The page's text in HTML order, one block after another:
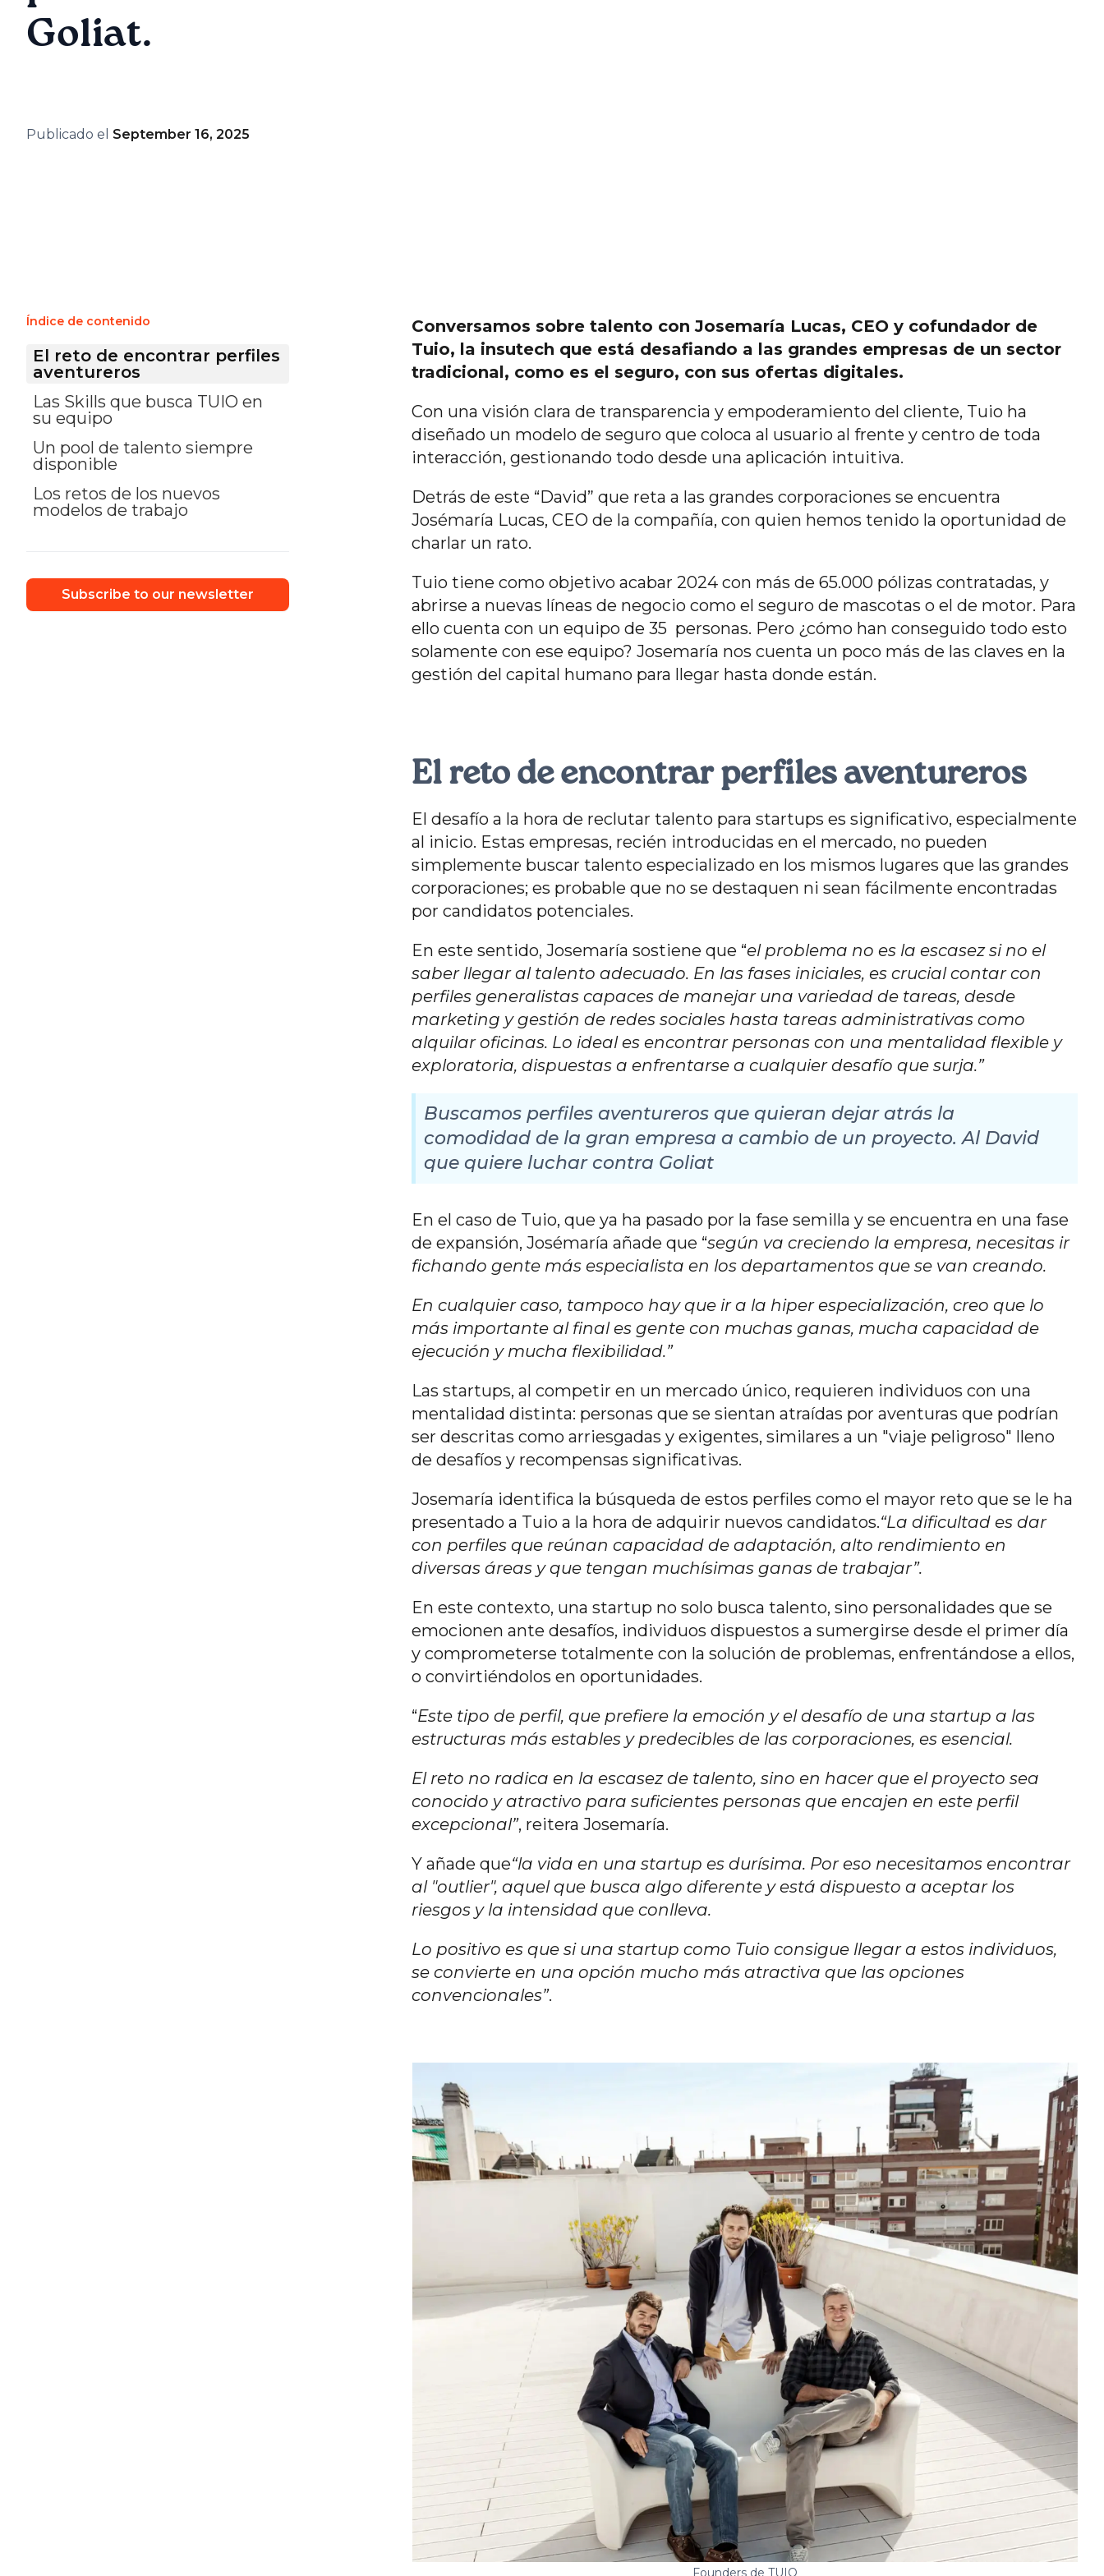
Goliat.
Publicado el September 16, 2025
Índice de contenido
El reto de encontrar perfiles
aventureros
Las Skills que busca TUIO en
su equipo
Un pool de talento siempre
disponible
Los retos de los nuevos
modelos de trabajo
Subscribe to our newsletter
Conversamos sobre talento con Josemaría Lucas, CEO y cofundador de
Tuio, la insutech que está desafiando a las grandes empresas de un sector
tradicional, como es el seguro, con sus ofertas digitales.
Con una visión clara de transparencia y empoderamiento del cliente, Tuio ha
diseñado un modelo de seguro que coloca al usuario al frente y centro de toda
interacción, gestionando todo desde una aplicación intuitiva.
Detrás de este “David” que reta a las grandes corporaciones se encuentra
Josémaría Lucas, CEO de la compañía, con quien hemos tenido la oportunidad de
charlar un rato.
Tuio tiene como objetivo acabar 2024 con más de 65.000 pólizas contratadas, y
abrirse a nuevas líneas de negocio como el seguro de mascotas o el de motor. Para
ello cuenta con un equipo de 35 personas. Pero ¿cómo han conseguido todo esto
solamente con ese equipo? Josemaría nos cuenta un poco más de las claves en la
gestión del capital humano para llegar hasta donde están.
El reto de encontrar perfiles aventureros
El desafío a la hora de reclutar talento para startups es significativo, especialmente
al inicio. Estas empresas, recién introducidas en el mercado, no pueden
simplemente buscar talento especializado en los mismos lugares que las grandes
corporaciones; es probable que no se destaquen ni sean fácilmente encontradas
por candidatos potenciales.
En este sentido, Josemaría sostiene que “el problema no es la escasez si no el
saber llegar al talento adecuado. En las fases iniciales, es crucial contar con
perfiles generalistas capaces de manejar una variedad de tareas, desde
marketing y gestión de redes sociales hasta tareas administrativas como
alquilar oficinas. Lo ideal es encontrar personas con una mentalidad flexible y
exploratoria, dispuestas a enfrentarse a cualquier desafío que surja.”
Buscamos perfiles aventureros que quieran dejar atrás la
comodidad de la gran empresa a cambio de un proyecto. Al David
que quiere luchar contra Goliat
En el caso de Tuio, que ya ha pasado por la fase semilla y se encuentra en una fase
de expansión, Josémaría añade que “según va creciendo la empresa, necesitas ir
fichando gente más especialista en los departamentos que se van creando.
En cualquier caso, tampoco hay que ir a la hiper especialización, creo que lo
más importante al final es gente con muchas ganas, mucha capacidad de
ejecución y mucha flexibilidad.”
Las startups, al competir en un mercado único, requieren individuos con una
mentalidad distinta: personas que se sientan atraídas por aventuras que podrían
ser descritas como arriesgadas y exigentes, similares a un "viaje peligroso" lleno
de desafíos y recompensas significativas.
Josemaría identifica la búsqueda de estos perfiles como el mayor reto que se le ha
presentado a Tuio a la hora de adquirir nuevos candidatos.“La dificultad es dar
con perfiles que reúnan capacidad de adaptación, alto rendimiento en
diversas áreas y que tengan muchísimas ganas de trabajar”.
En este contexto, una startup no solo busca talento, sino personalidades que se
emocionen ante desafíos, individuos dispuestos a sumergirse desde el primer día
y comprometerse totalmente con la solución de problemas, enfrentándose a ellos,
o convirtiéndolos en oportunidades.
“Este tipo de perfil, que prefiere la emoción y el desafío de una startup a las
estructuras más estables y predecibles de las corporaciones, es esencial.
El reto no radica en la escasez de talento, sino en hacer que el proyecto sea
conocido y atractivo para suficientes personas que encajen en este perfil
excepcional”, reitera Josemaría.
Y añade que“la vida en una startup es durísima. Por eso necesitamos encontrar
al "outlier", aquel que busca algo diferente y está dispuesto a aceptar los
riesgos y la intensidad que conlleva.
Lo positivo es que si una startup como Tuio consigue llegar a estos individuos,
se convierte en una opción mucho más atractiva que las opciones
convencionales”.
Founders de TUIO